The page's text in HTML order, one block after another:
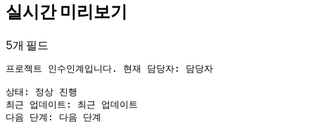
실시간 미리보기
5개 필드
프로젝트 인수인계입니다. 현재 담당자: 담당자
상태: 정상 진행
최근 업데이트: 최근 업데이트
다음 단계: 다음 단계